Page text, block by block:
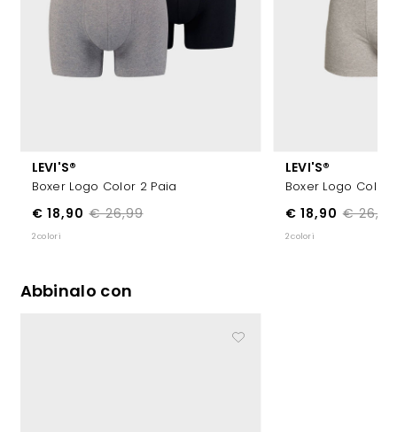
LEVI'S®
Boxer Logo Color 2 Paia
€ 26,99
€ 18,90
2 colori
LEVI'S®
Boxer Logo Color
€ 26,99
€ 18,90
2 colori
Abbinalo con